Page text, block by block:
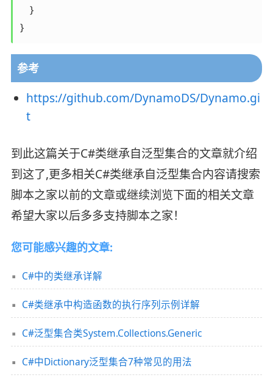
    }
}
参考
https://github.com/DynamoDS/Dynamo.gi
t
到此这篇关于C#类继承自泛型集合的文章就介绍
到这了,更多相关C#类继承自泛型集合内容请搜索
脚本之家以前的文章或继续浏览下面的相关文章
希望大家以后多多支持脚本之家！
您可能感兴趣的文章:
C#中的类继承详解
C#类继承中构造函数的执行序列示例详解
C#泛型集合类System.Collections.Generic
C#中Dictionary泛型集合7种常见的用法